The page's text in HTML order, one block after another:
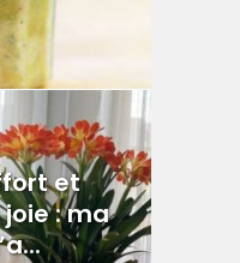
et
: ma